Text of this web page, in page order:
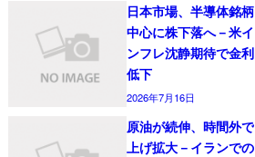
日本市場、半導体銘柄
中心に株下落へ－米イ
ンフレ沈静期待で金利
低下
2026年7月16日
原油が続伸、時間外で
上げ拡大－イランでの